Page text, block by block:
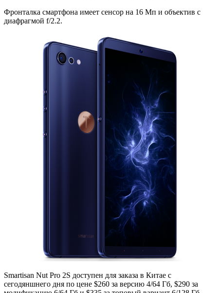
Фронталка смартфона имеет сенсор на 16 Мп и объектив с
диафрагмой f/2.2.
Smartisan Nut Pro 2S доступен для заказа в Китае с
сегодяншнего дня по цене $260 за версию 4/64 Гб, $290 за